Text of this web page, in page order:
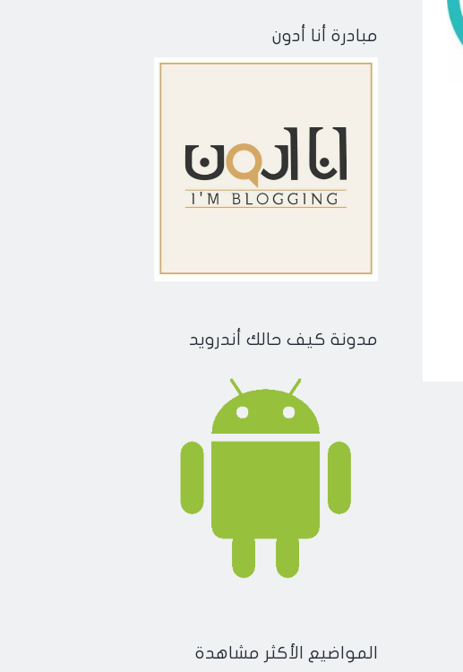
مبادرة أنا أدون
مدونة كيف حالك أندرويد
المواضيع الأكثر مشاهدة